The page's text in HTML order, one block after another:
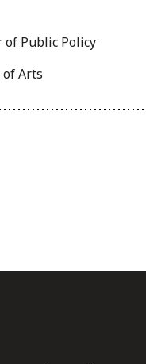
Public Policy
Arts